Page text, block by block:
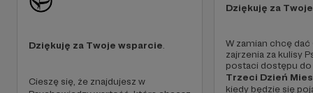
Dziękuję za Twoje wsparcie
Cieszę się, że znajdujesz w
Dziękuję za
W zamian chcę
zajrzenia za kulisy
postaci dostępu
Trzeci Dzień
kiedy będzie się